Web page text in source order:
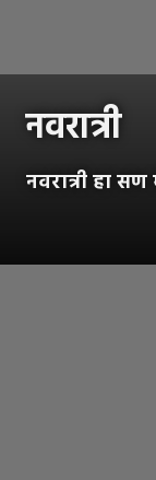
नवरात्री
नवरात्री हा